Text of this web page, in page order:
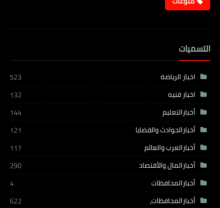
التسميات
اخبار الرياضة
523
اخبار فنيه
132
أخبارالتعليم
144
أخبارالحوادث والقضايا
121
أخبارالعرب والعالم
117
أخبارالمال والأقتصاد
290
أخبارالمحافظات
4
أخبارالمحافظات،
622